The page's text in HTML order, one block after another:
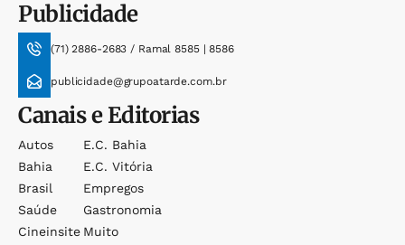
Publicidade
(71) 2886-2683 / Ramal 8585 | 8586
publicidade@grupoatarde.com.br
Canais e Editorias
Autos
Bahia
Brasil
Saúde
Cineinsite
E.c. Bahia
E.c. Vitória
Empregos
Gastronomia
Muito